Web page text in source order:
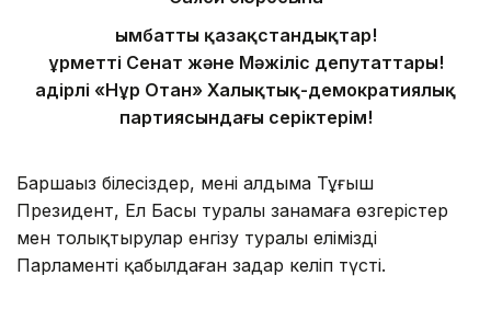
Қымбатты қазақстандықтар!
Құрметті Сенат және Мәжіліс депутаттары!
Қадірлі «Нұр Отан» Халықтық-демократиялық
партиясындағы серіктерім!
Баршаңыз білесіздер, менің алдыма Тұңғыш
Президент, Ел Басы туралы заңнамаға өзгерістер
мен толықтырулар енгізу туралы еліміздің
Парламенті қабылдаған заңдар келіп түсті.